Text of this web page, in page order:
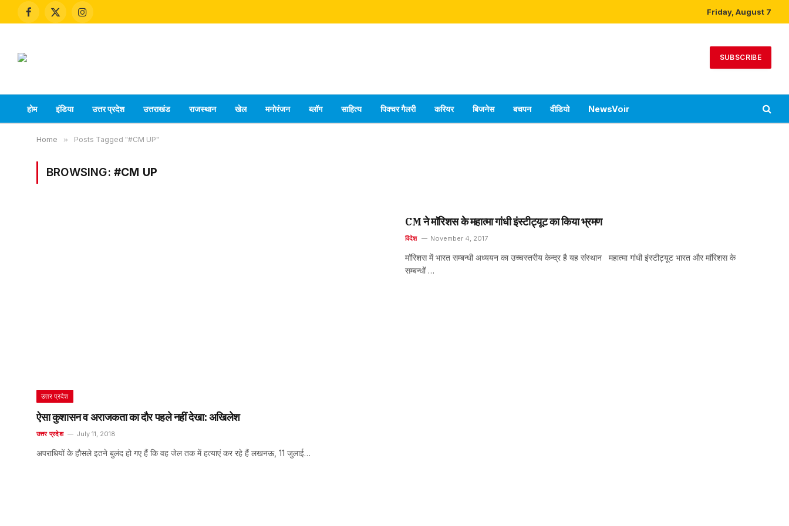
Facebook
X
Instagram
Friday, August 7
SUBSCRIBE
होम इंडिया उत्तर प्रदेश उत्तराखंड राजस्थान खेल मनोरंजन ब्लॉग साहित्य पिक्चर गैलरी करियर बिजनेस बचपन वीडियो NewsVoir
Home » Posts Tagged "#CM UP"
BROWSING: #CM UP
उत्तर प्रदेश
ऐसा कुशासन व अराजकता का दौर पहले नहीं देखा: अखिलेश
उत्तर प्रदेश July 11, 2018
अपराधियों के हौसले इतने बुलंद हो गए हैं कि वह जेल तक में हत्याएं कर रहे हैं लखनऊ, 11 जुलाई…
CM ने माॅरिशस के महात्मा गांधी इंस्टीट्यूट का किया भ्रमण
विदेश November 4, 2017
माॅरिशस में भारत सम्बन्धी अध्ययन का उच्चस्तरीय केन्द्र है यह संस्थान महात्मा गांधी इंस्टीट्यूट भारत और माॅरिशस के
सम्बन्धों …